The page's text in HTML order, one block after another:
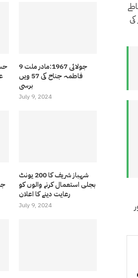
9 جولائی 1967:مادر ملت
فاطمہ جناح کی 57 ویں
برسی
July 9, 2024
شہباز شریف کا 200 یونٹ
بجلی استعمال کرنے والوں کو
رعایت دینے کا اعلان
July 9, 2024